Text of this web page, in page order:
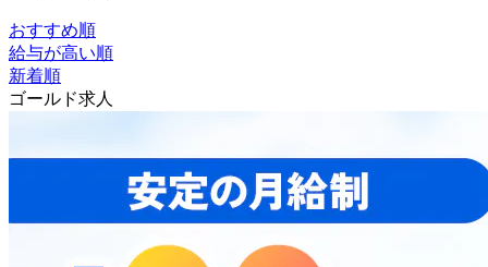
おすすめ順
給与が高い順
新着順
ゴールド求人